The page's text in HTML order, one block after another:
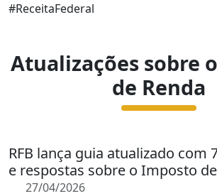
#ReceitaFederal
Atualizações sobre
de Renda
RFB lança guia atualizado com
e respostas sobre o Imposto
27/04/2026